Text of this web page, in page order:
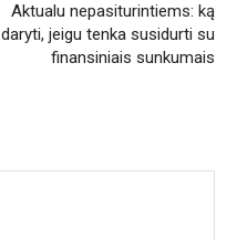
Aktualu nepasiturintiems: ką
daryti, jeigu tenka susidurti su
finansiniais sunkumais